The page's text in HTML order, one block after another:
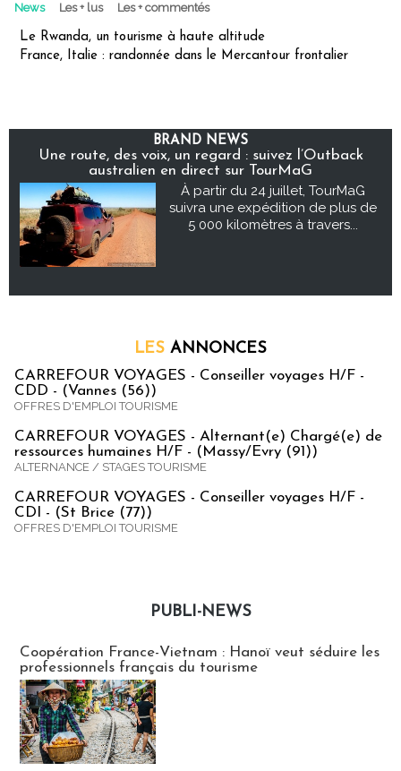
News Les + lus Les + commentés
Le Rwanda, un tourisme à haute altitude
France, Italie : randonnée dans le Mercantour frontalier
BRAND NEWS
Une route, des voix, un regard : suivez l’Outback
australien en direct sur TourMaG
À partir du 24 juillet, TourMaG
suivra une expédition de plus de
5 000 kilomètres à travers...
LES ANNONCES
CARREFOUR VOYAGES - Conseiller voyages H/F -
CDD - (Vannes (56))
OFFRES D'EMPLOI TOURISME
CARREFOUR VOYAGES - Alternant(e) Chargé(e) de
ressources humaines H/F - (Massy/Evry (91))
ALTERNANCE / STAGES TOURISME
CARREFOUR VOYAGES - Conseiller voyages H/F -
CDI - (St Brice (77))
OFFRES D'EMPLOI TOURISME
PUBLI-NEWS
Coopération France-Vietnam : Hanoï veut séduire les
professionnels français du tourisme